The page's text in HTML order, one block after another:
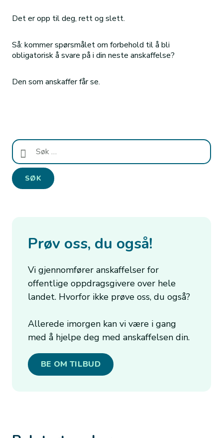
Det er opp til deg, rett og slett.
Så: kommer spørsmålet om forbehold til å bli
obligatorisk å svare på i din neste anskaffelse?
Den som anskaffer får se.
Søk
etter:
Prøv oss, du også!
Vi gjennomfører anskaffelser for
offentlige oppdragsgivere over hele
landet. Hvorfor ikke prøve oss, du også?
Allerede imorgen kan vi være i gang
med å hjelpe deg med anskaffelsen din.
BE OM TILBUD